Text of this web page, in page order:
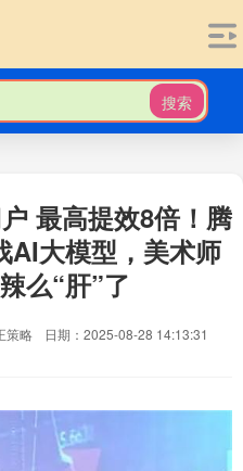
搜索
最高提效8倍！腾
AI大模型，美术师
么“肝”了
策略
日期：2025-08-28 14:13:31